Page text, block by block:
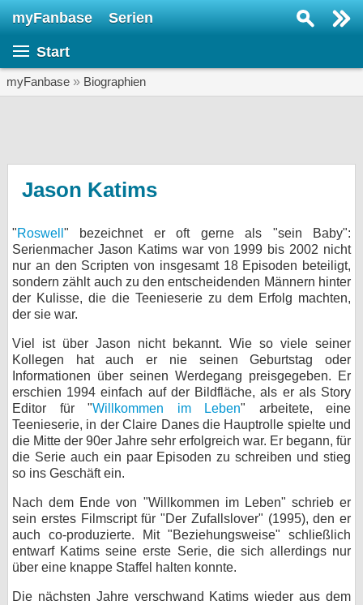
myFanbase Serien
Start
myFanbase » Biographien
Jason Katims
"Roswell " bezeichnet er oft gerne als "sein Baby":
Serienmacher Jason Katims war von 1999 bis 2002 nicht
nur an den Scripten von insgesamt 18 Episoden beteiligt,
sondern zählt auch zu den entscheidenden Männern hinter
der Kulisse, die die Teenieserie zu dem Erfolg machten,
der sie war.
Viel ist über Jason nicht bekannt. Wie so viele seiner
Kollegen hat auch er nie seinen Geburtstag oder
Informationen über seinen Werdegang preisgegeben. Er
erschien 1994 einfach auf der Bildfläche, als er als Story
Editor für "Willkommen im Leben" arbeitete, eine
Teenieserie, in der Claire Danes die Hauptrolle spielte und
die Mitte der 90er Jahre sehr erfolgreich war. Er begann, für
die Serie auch ein paar Episoden zu schreiben und stieg
so ins Geschäft ein.
Nach dem Ende von "Willkommen im Leben" schrieb er
sein erstes Filmscript für "Der Zufallslover" (1995), den er
auch co-produzierte. Mit "Beziehungsweise" schließlich
entwarf Katims seine erste Serie, die sich allerdings nur
über eine knappe Staffel halten konnte.
Die nächsten Jahre verschwand Katims wieder aus dem
KULTUR
Specials
SERVICE
Forum
bei X
bei Facebook
Nutzungsbedingungen
Datenschutz